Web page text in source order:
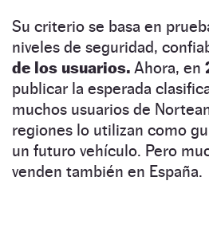
Su criterio se basa en
niveles de seguridad,
de los usuarios. Ahora, en
publicar la esperada
muchos usuarios de
regiones lo utilizan como
un futuro vehículo. Pero
venden también en España.